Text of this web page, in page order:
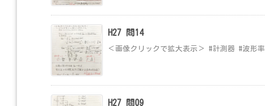
H27 問14
＜画像クリックで拡大表示＞ #計測器 #波形率
H27 問09